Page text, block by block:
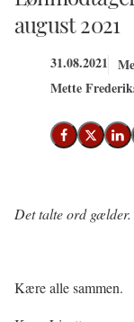
august 2021
31.08.2021
Mette
Del påDel på
Det talte ord gælder.
Kære alle sammen.